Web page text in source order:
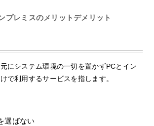
プレミスのメリットデメリット
にシステム環境の一切を置かずPCとイン
で利用するサービスを指します。
選ばない